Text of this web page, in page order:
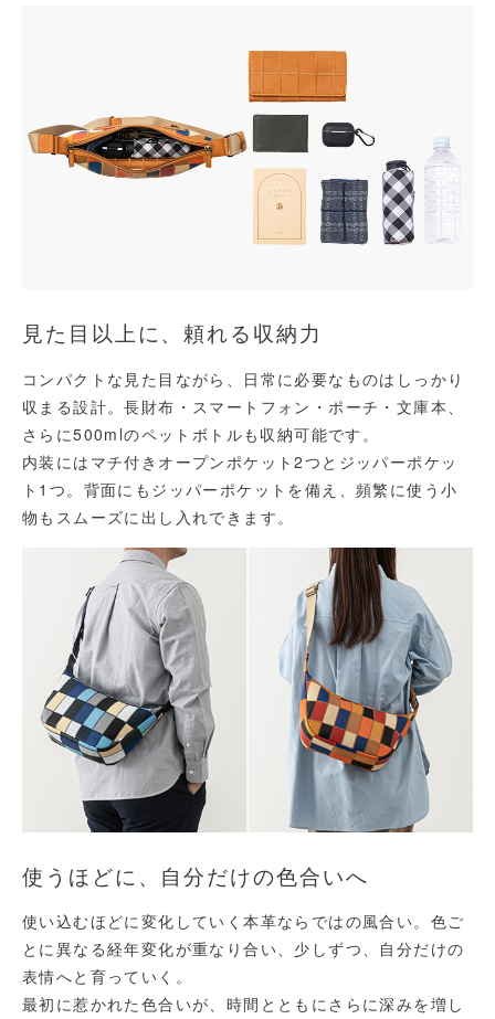
見た目以上に、頼れる収納力
コンパクトな見た目ながら、日常に必要なものはしっかり
収まる設計。長財布・スマートフォン・ポーチ・文庫本、
さらに500mlのペットボトルも収納可能です。
内装にはマチ付きオープンポケット2つとジッパーポケッ
ト1つ。背面にもジッパーポケットを備え、頻繁に使う小
物もスムーズに出し入れできます。
使うほどに、自分だけの色合いへ
使い込むほどに変化していく本革ならではの風合い。色ご
とに異なる経年変化が重なり合い、少しずつ、自分だけの
表情へと育っていく。
最初に惹かれた色合いが、時間とともにさらに深みを増し